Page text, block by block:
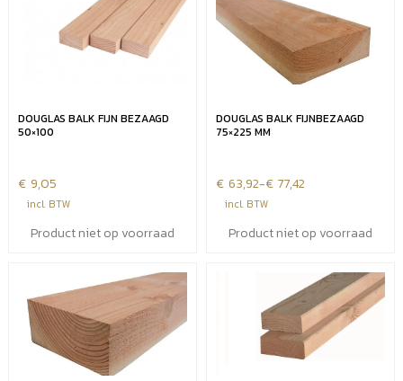
DOUGLAS BALK FIJN BEZAAGD
50×100
€ 9,05
incl. BTW
Product niet op voorraad
DOUGLAS BALK FIJNBEZAAGD
75×225 MM
€ 63,92-€ 77,42
Prijsklasse:
€63,92
€77,42
incl. BTW
Product niet op voorraad